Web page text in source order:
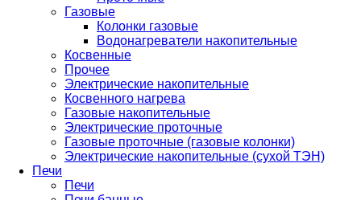
Газовые
Колонки газовые
Водонагреватели накопительные
Косвенные
Прочее
Электрические накопительные
Косвенного нагрева
Газовые накопительные
Электрические проточные
Газовые проточные (газовые колонки)
Электрические накопительные (сухой ТЭН)
Печи
Печи